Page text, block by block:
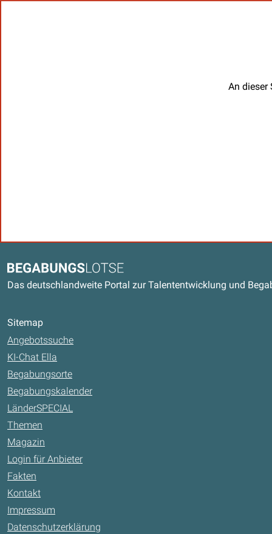
An dieser
Kontaktdaten und weitere Links
Begabungslotse
Das deutschlandweite Portal zur Talententwicklung und
Sitemap
Angebotssuche
KI-Chat Ella
Begabungsorte
Begabungskalender
LänderSPECIAL
Themen
Magazin
Login für Anbieter
Fakten
Kontakt
Impressum
Datenschutzerklärung